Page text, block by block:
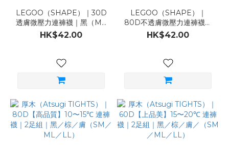
LEGOO（SHAPE）｜30D
透膚微壓力連褲襪｜黑（ML
／LL）
HK$42.00
LEGOO（SHAPE）｜
80D不透膚微壓力連褲襪｜
黑（ML／LL）
HK$42.00